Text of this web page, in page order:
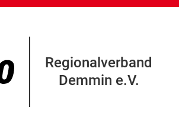
Regionalverband
Demmin e.V.